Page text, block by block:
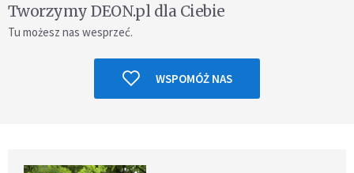
Tworzymy DEON.pl dla Ciebie
Tu możesz nas wesprzeć.
WSPOMÓŻ NAS